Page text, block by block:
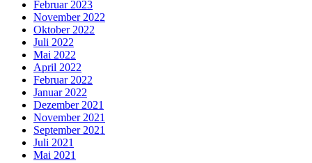
Februar 2023
November 2022
Oktober 2022
Juli 2022
Mai 2022
April 2022
Februar 2022
Januar 2022
Dezember 2021
November 2021
September 2021
Juli 2021
Mai 2021